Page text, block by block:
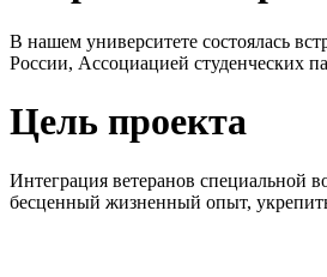
В нашем университете состоялась
России, Ассоциацией студенческих
Цель проекта
Интеграция ветеранов специальной
бесценный жизненный опыт,